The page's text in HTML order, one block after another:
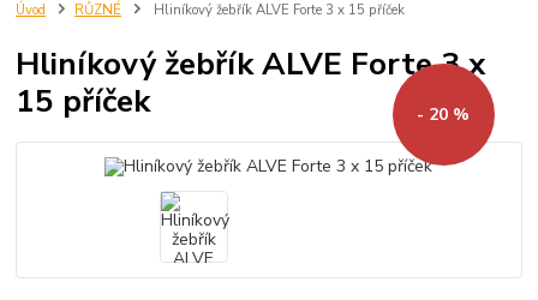
Úvod RŮZNÉ Hliníkový žebřík ALVE Forte 3 x 15 příček
Hliníkový žebřík ALVE Forte 3 x
15 příček
- 20 %